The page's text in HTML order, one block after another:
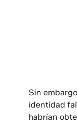
Sin
identidad
habrían